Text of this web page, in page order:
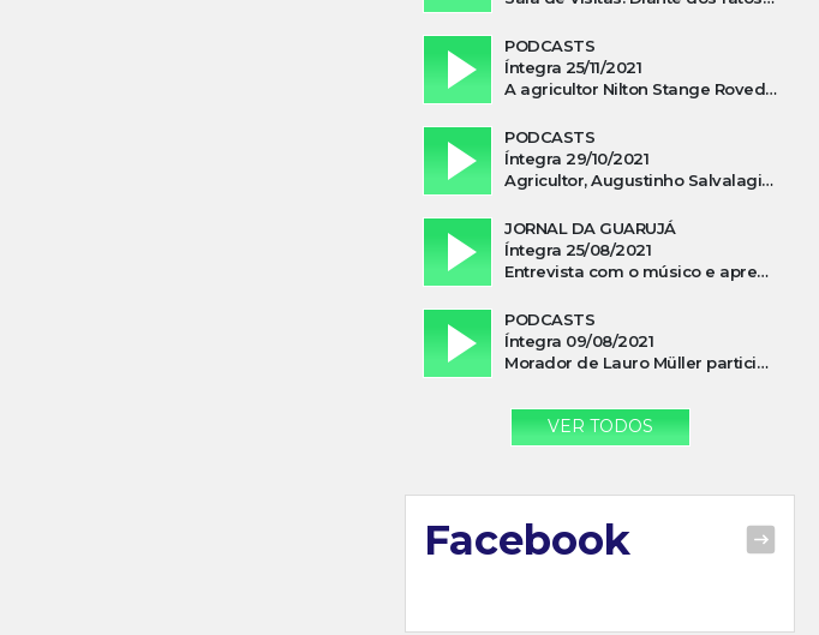
PODCASTS
Íntegra 25/11/2021
A agricultor Nilton Stange Roveda, afirma ter recebido ajuda espiritual durante acidente
PODCASTS
Íntegra 29/10/2021
Agricultor, Augustinho Salvalagio, relata sobre aparição do Cavaleiro Negro no Rio das Furnas
JORNAL DA GUARUJÁ
Íntegra 25/08/2021
Entrevista com o músico e apresentador, Lismael Ferrareis, no Cidade e Campo
PODCASTS
Íntegra 09/08/2021
Morador de Lauro Müller participa de motociata em apoio a Bolsonaro
VER TODOS
Facebook